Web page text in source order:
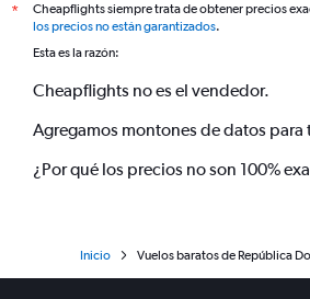
*
Cheapflights siempre trata de obtener precios
los precios no están garantizados.
Esta es la razón:
Cheapflights no es el vendedor.
Agregamos montones de datos para
¿Por qué los precios no son 100%
Inicio Vuelos baratos de República